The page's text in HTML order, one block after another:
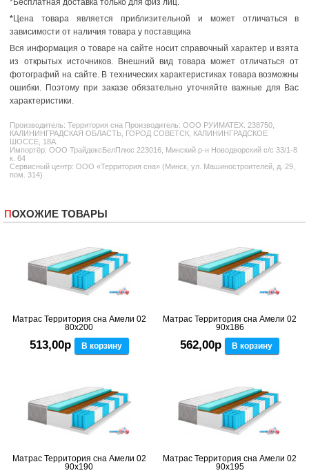
*Бесплатная доставка только для физ лиц.
*Цена товара является приблизительной и может отличаться в
зависимости от наличия товара у поставщика
Вся информация о товаре на сайте носит справочный характер и взята
из открытых источников. Внешний вид товара может отличаться от
фотографий на сайте. В технических характеристиках товара возможны
ошибки. Поэтому при заказе обязательно уточняйте важные для Вас
характеристики.
Производитель:Территория сна Производитель: ООО РУИМАТЕХ. 238750,
КАЛИНИНГРАДСКАЯ ОБЛАСТЬ, ГОРОД СОВЕТСК, КАЛИНИНГРАДСКОЕ
ШОССЕ, 18А.
Импортёр: ООО ТрайдексБелПлюс 223016, Минский р-н Новодворский с/с 33/1-8
к. 64
Сервисный центр: ООО «Территория сна» (Минск, ул. Машиностроителей, д. 29,
пом. 314)
ПОХОЖИЕ ТОВАРЫ
Матрас Территория сна Амели 02
80x200
513,00р В корзину
Матрас Территория сна Амели 02
90x186
562,00р В корзину
Матрас Территория сна Амели 02
90x190
Матрас Территория сна Амели 02
90x195